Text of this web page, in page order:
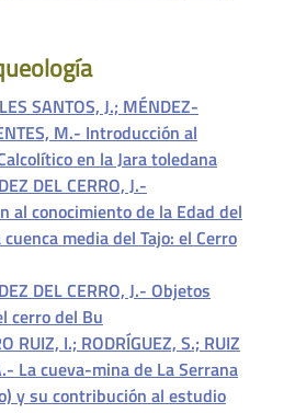
SANTOS, J.; MÉNDEZ-
M.- Introducción al
en la Jara toledana
DEL CERRO, J.-
al conocimiento de la Edad del
media del Tajo: el Cerro
DEL CERRO, J.- Objetos
cerro del Bu
RUIZ, I.; RODRÍGUEZ, S.; RUIZ
La cueva-mina de La Serrana
y su contribución al estudio